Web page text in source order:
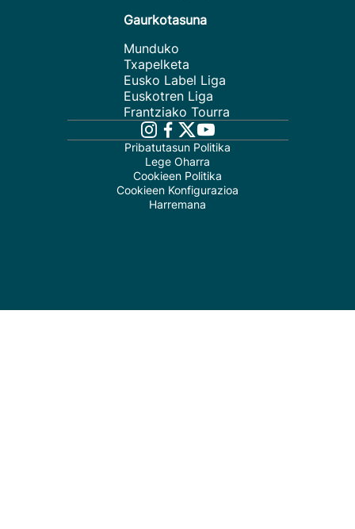
Gaurkotasuna
Munduko
Txapelketa
Eusko Label Liga
Euskotren Liga
Frantziako Tourra
Pribatutasun Politika
Lege Oharra
Cookieen Politika
Cookieen Konfigurazioa
Harremana